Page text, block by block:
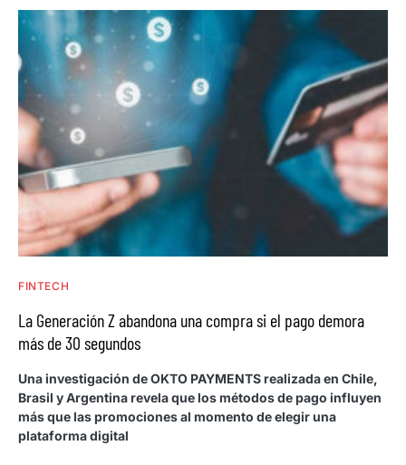
FINTECH
La Generación Z abandona una compra si el pago demora
más de 30 segundos
Una investigación de OKTO PAYMENTS realizada en Chile,
Brasil y Argentina revela que los métodos de pago influyen
más que las promociones al momento de elegir una
plataforma digital